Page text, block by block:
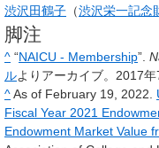
渋沢田鶴子 （渋沢栄一記念
脚注
^ “NAICU - Membership”.
ルよりアーカイブ。2017年
^As of February 19, 2022.
Fiscal Year 2021
Endowment Market Value